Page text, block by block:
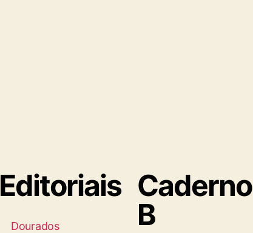
Editoriais
Dourados
Caderno
B